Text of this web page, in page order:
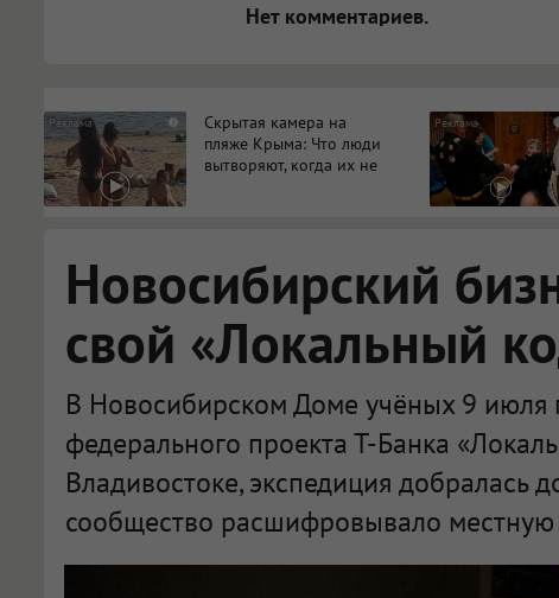
Нет комментариев.
i
Скрытая камера на
пляже Крыма: Что люди
вытворяют, когда их не
Новосибирский
свой «Локальный
В Новосибирском Доме учёных 9 июля
федерального проекта Т-Банка
Владивостоке, экспедиция добралась
сообщество расшифровывало местную